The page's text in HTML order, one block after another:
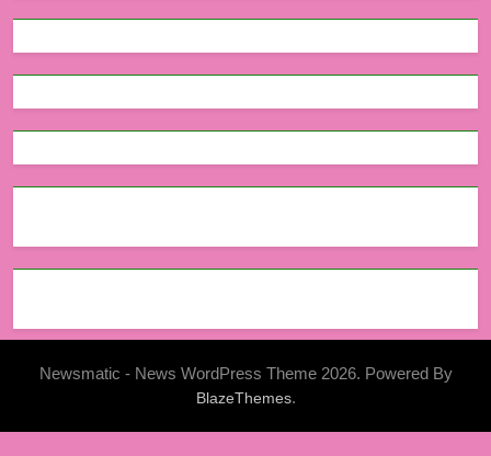
Newsmatic - News WordPress Theme 2026. Powered By
BlazeThemes.